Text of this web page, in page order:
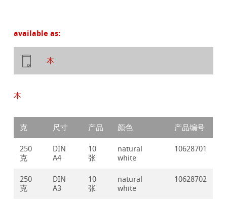
available as:
本
本
克 尺寸 产品 颜色 产品编号
250
克
DIN
A4
10
张
natural
white
10628701
250
克
DIN
A3
10
张
natural
white
10628702